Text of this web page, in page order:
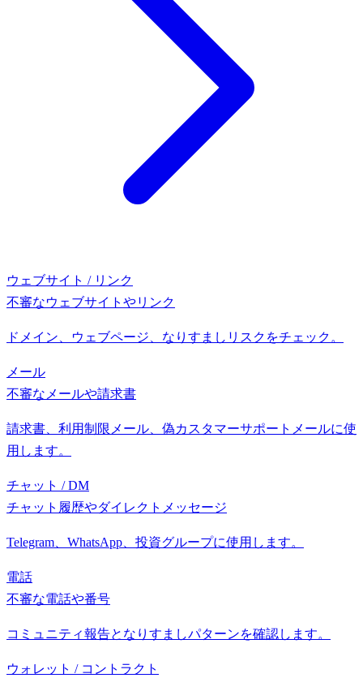
ウェブサイト / リンク
不審なウェブサイトやリンク
ドメイン、ウェブページ、なりすましリスクをチェック。
メール
不審なメールや請求書
請求書、利用制限メール、偽カスタマーサポートメールに使
用します。
チャット / DM
チャット履歴やダイレクトメッセージ
Telegram、WhatsApp、投資グループに使用します。
電話
不審な電話や番号
コミュニティ報告となりすましパターンを確認します。
ウォレット / コントラクト